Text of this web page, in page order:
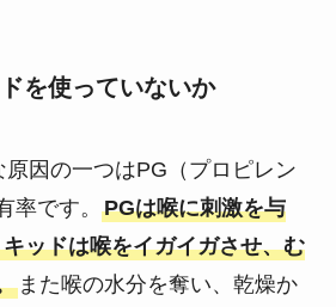
を使っていないか
因の一つはPG（プロピレン
率です。
PGは喉に刺激を与
ッドは喉をイガイガさせ、む
また喉の水分を奪い、乾燥か